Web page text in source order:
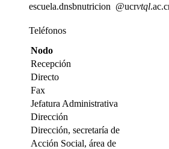
escuela.dnsbnutricion @ucrvtql
Teléfonos
Nodo
Recepción
Directo
Fax
Jefatura Administrativa
Dirección
Dirección, secretaría de
Acción Social, área de